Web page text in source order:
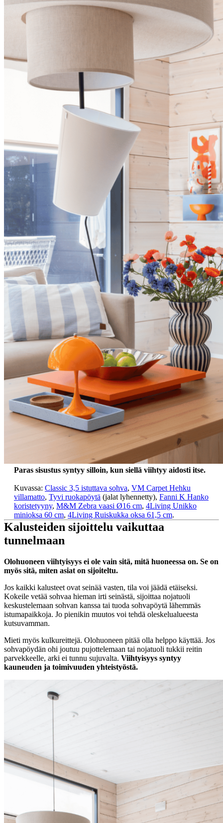
Paras sisustus syntyy silloin, kun siellä viihtyy aidosti itse.
Kuvassa: Classic 3,5 istuttava sohva, VM Carpet Hehku
villamatto, Tyvi ruokapöytä (jalat lyhennetty), Fanni K Hanko
koristetyyny, M&M Zebra vaasi Ø16 cm, 4Living Unikko
minioksa 60 cm, 4Living Ruiskukka oksa 61,5 cm.
Kalusteiden sijoittelu vaikuttaa
tunnelmaan
Olohuoneen viihtyisyys ei ole vain sitä, mitä huoneessa on. Se on
myös sitä, miten asiat on sijoiteltu.
Jos kaikki kalusteet ovat seinää vasten, tila voi jäädä etäiseksi.
Kokeile vetää sohvaa hieman irti seinästä, sijoittaa nojatuoli
keskustelemaan sohvan kanssa tai tuoda sohvapöytä lähemmäs
istumapaikkoja. Jo pienikin muutos voi tehdä oleskelualueesta
kutsuvamman.
Mieti myös kulkureittejä. Olohuoneen pitää olla helppo käyttää. Jos
sohvapöydän ohi joutuu pujottelemaan tai nojatuoli tukkii reitin
parvekkeelle, arki ei tunnu sujuvalta. Viihtyisyys syntyy
kauneuden ja toimivuuden yhteistyöstä.